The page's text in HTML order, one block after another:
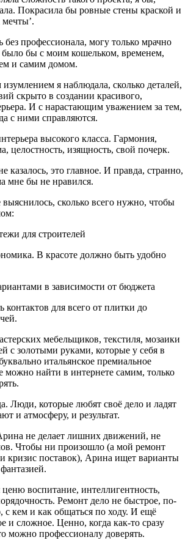
Покрасила бы ровные стены краской и
мечты’.
без профессионала, могу только мрачно
было бы с моим кошельком, временем,
и самим домом.
я наблюдала, сколько деталей,
скрыто в создании красивого,
И с нарастающим уважением за тем,
с ними справляются.
высокого класса. Гармония,
целостность, изящность, свой почерк.
казалось, это главное. И правда, странно,
мне бы не нравился.
сколько всего нужно, чтобы
для строителей
В красоте должно быть удобно
в зависимости от бюджета
контактов для всего от плитки до
мебельщиков, текстиля, мозаики
с золотыми руками, которые у себя в
итальянское премиальное
можно найти в интернете самим, только
Люди, которые любят своё дело и ладят
и атмосферу, и результат.
не делает лишних движений, не
Чтобы ни произошло (а мой ремонт
кризис поставок), Арина ищет варианты
воспитание, интеллигентность,
Ремонт дело не быстрое, по-
с кем и как общаться по ходу. И ещё
и сложное. Ценно, когда как-то сразу
можно профессионалу доверять.